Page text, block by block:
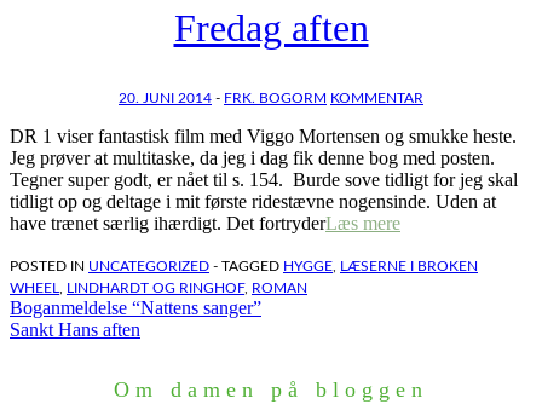
Fredag aften
20. JUNI 2014 - FRK. BOGORM KOMMENTAR
DR 1 viser fantastisk film med Viggo Mortensen og smukke heste.
Jeg prøver at multitaske, da jeg i dag fik denne bog med posten.
Tegner super godt, er nået til s. 154. Burde sove tidligt for jeg skal
tidligt op og deltage i mit første ridestævne nogensinde. Uden at
have trænet særlig ihærdigt. Det fortryderLæs mere
POSTED IN UNCATEGORIZED - TAGGED HYGGE
LÆSERNE I BROKEN
WHEEL
LINDHARDT OG RINGHOF, ROMAN
Indlægsnavigation
Boganmeldelse “Nattens sanger”
Sankt Hans aften
Om damen på bloggen